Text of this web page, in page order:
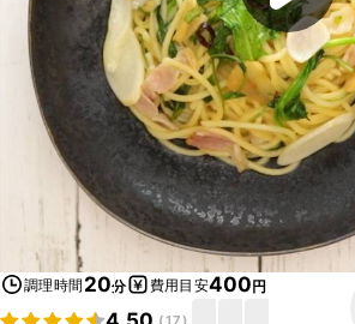
調理時間 20分 費用目安400円
(17)